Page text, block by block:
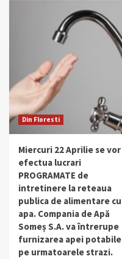
Din Floresti
Miercuri 22 Aprilie se vor
efectua lucrari
PROGRAMATE de
intretinere la reteaua
publica de alimentare cu
apa. Compania de Apă
Someș S.A. va întrerupe
furnizarea apei potabile
pe urmatoarele strazi.